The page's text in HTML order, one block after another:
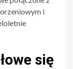
i
się